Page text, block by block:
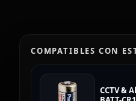
COMPATIBLES CON
CCTV &